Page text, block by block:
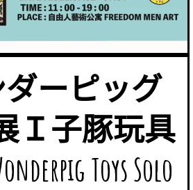
ダーピッグ
Ｉ子豚玩具
Toys Solo